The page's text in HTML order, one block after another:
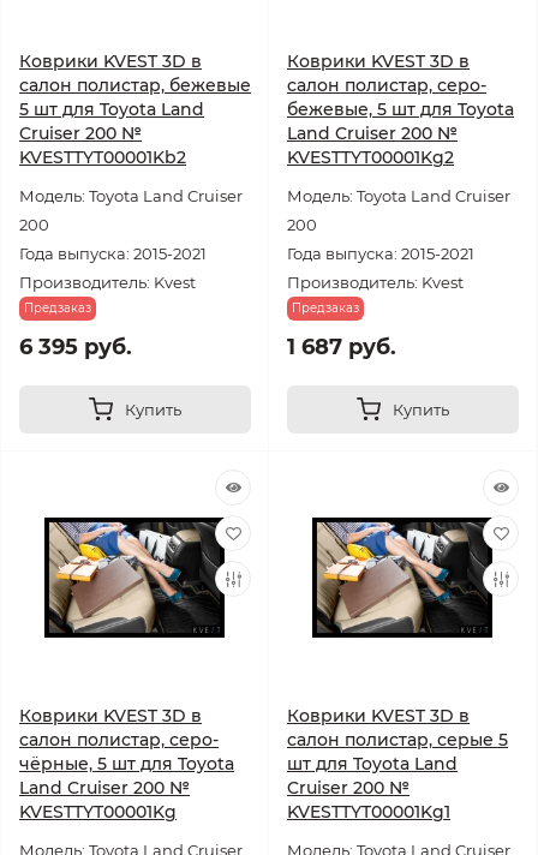
Коврики KVEST 3D в
салон полистар, бежевые
5 шт для Toyota Land
Cruiser 200 №
KVESTTYT00001Kb2
Модель: Toyota Land Cruiser
200
Года выпуска: 2015-2021
Производитель: Kvest
Предзаказ
6 395 руб.
Купить
Коврики KVEST 3D в
салон полистар, серо-
бежевые, 5 шт для Toyota
Land Cruiser 200 №
KVESTTYT00001Kg2
Модель: Toyota Land Cruiser
200
Года выпуска: 2015-2021
Производитель: Kvest
Предзаказ
1 687 руб.
Купить
Коврики KVEST 3D в
салон полистар, серо-
чёрные, 5 шт для Toyota
Land Cruiser 200 №
KVESTTYT00001Kg
Модель: Toyota Land Cruiser
Коврики KVEST 3D в
салон полистар, серые 5
шт для Toyota Land
Cruiser 200 №
KVESTTYT00001Kg1
Модель: Toyota Land Cruiser